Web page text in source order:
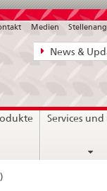
News,
Kontakt
News &
Medien
Services und